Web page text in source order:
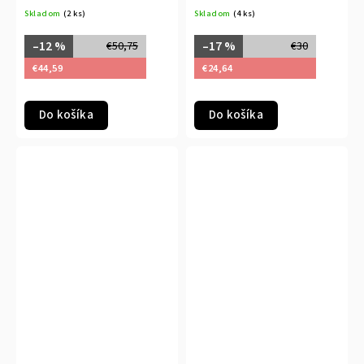
Skladom (2 ks)
€50,75
–12 %
€44,59
Do košíka
Skladom (4 ks)
€30
–17 %
€24,64
Do košíka